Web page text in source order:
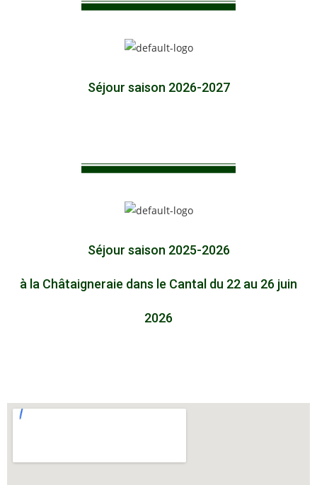
Séjour saison 2026-2027
Séjour saison 2025-2026
à la Châtaigneraie dans le Cantal du 22 au 26 juin
2026